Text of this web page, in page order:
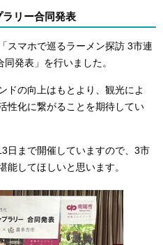
リー合同発表
スマホで巡るラーメン探訪 3市連
発表」を行いました。
ドの向上はもとより、観光によ
性化に繋がることを期待してい
日まで開催していますので、3市
能してほしいと思います。